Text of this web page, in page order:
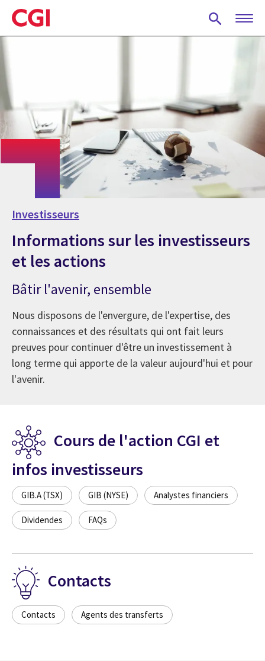
Skip
to
main
Investisseurs
Informations sur les investisseurs
et les actions
Bâtir l'avenir, ensemble
Nous disposons de l'envergure, de l'expertise, des
connaissances et des résultats qui ont fait leurs
preuves pour continuer d'être un investissement à
long terme qui apporte de la valeur aujourd'hui et pour
l'avenir.
Cours de l'action CGI et
infos investisseurs
GIB.A (TSX) GIB (NYSE) Analystes financiers
Dividendes FAQs
Contacts
Contacts Agents des transferts